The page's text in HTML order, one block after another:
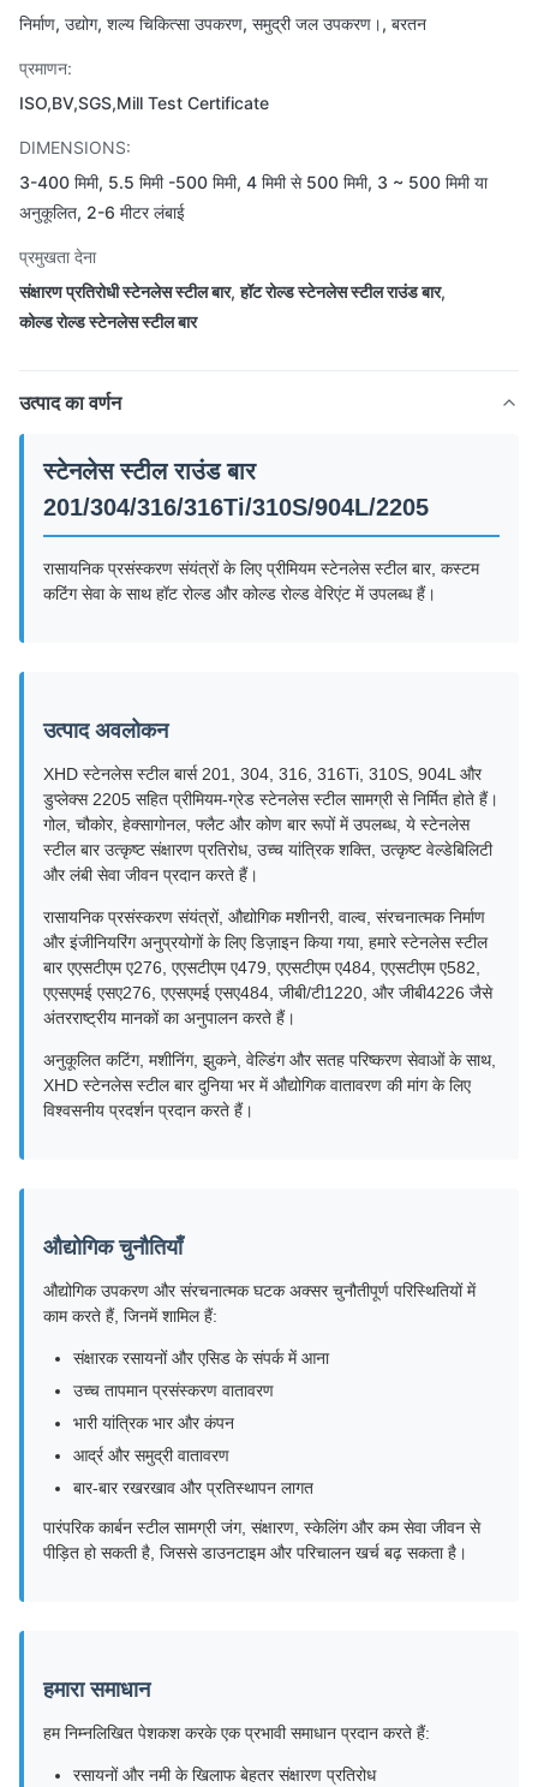
निर्माण, उद्योग, शल्य चिकित्सा उपकरण, समुद्री जल उपकरण।, बरतन
प्रमाणन:
ISO,BV,SGS,Mill Test Certificate
DIMENSIONS:
3-400 मिमी, 5.5 मिमी -500 मिमी, 4 मिमी से 500 मिमी, 3 ~ 500 मिमी या
अनुकूलित, 2-6 मीटर लंबाई
प्रमुखता देना
संक्षारण प्रतिरोधी स्टेनलेस स्टील बार,हॉट रोल्ड स्टेनलेस स्टील राउंड बार,
कोल्ड रोल्ड स्टेनलेस स्टील बार
उत्पाद का वर्णन
स्टेनलेस स्टील राउंड बार
201/304/316/316Ti/310S/904L/2205
रासायनिक प्रसंस्करण संयंत्रों के लिए प्रीमियम स्टेनलेस स्टील बार, कस्टम
कटिंग सेवा के साथ हॉट रोल्ड और कोल्ड रोल्ड वेरिएंट में उपलब्ध हैं।
उत्पाद अवलोकन
XHD स्टेनलेस स्टील बार्स 201, 304, 316, 316Ti, 310S, 904L और
डुप्लेक्स 2205 सहित प्रीमियम-ग्रेड स्टेनलेस स्टील सामग्री से निर्मित होते हैं।
गोल, चौकोर, हेक्सागोनल, फ्लैट और कोण बार रूपों में उपलब्ध, ये स्टेनलेस
स्टील बार उत्कृष्ट संक्षारण प्रतिरोध, उच्च यांत्रिक शक्ति, उत्कृष्ट वेल्डेबिलिटी
और लंबी सेवा जीवन प्रदान करते हैं।
रासायनिक प्रसंस्करण संयंत्रों, औद्योगिक मशीनरी, वाल्व, संरचनात्मक निर्माण
और इंजीनियरिंग अनुप्रयोगों के लिए डिज़ाइन किया गया, हमारे स्टेनलेस स्टील
बार एएसटीएम ए276, एएसटीएम ए479, एएसटीएम ए484, एएसटीएम ए582,
एएसएमई एसए276, एएसएमई एसए484, जीबी/टी1220, और जीबी4226 जैसे
अंतरराष्ट्रीय मानकों का अनुपालन करते हैं।
अनुकूलित कटिंग, मशीनिंग, झुकने, वेल्डिंग और सतह परिष्करण सेवाओं के साथ,
XHD स्टेनलेस स्टील बार दुनिया भर में औद्योगिक वातावरण की मांग के लिए
विश्वसनीय प्रदर्शन प्रदान करते हैं।
औद्योगिक चुनौतियाँ
औद्योगिक उपकरण और संरचनात्मक घटक अक्सर चुनौतीपूर्ण परिस्थितियों में
काम करते हैं, जिनमें शामिल हैं:
संक्षारक रसायनों और एसिड के संपर्क में आना
उच्च तापमान प्रसंस्करण वातावरण
भारी यांत्रिक भार और कंपन
आर्द्र और समुद्री वातावरण
बार-बार रखरखाव और प्रतिस्थापन लागत
पारंपरिक कार्बन स्टील सामग्री जंग, संक्षारण, स्केलिंग और कम सेवा जीवन से
पीड़ित हो सकती है, जिससे डाउनटाइम और परिचालन खर्च बढ़ सकता है।
हमारा समाधान
हम निम्नलिखित पेशकश करके एक प्रभावी समाधान प्रदान करते हैं:
रसायनों और नमी के खिलाफ बेहतर संक्षारण प्रतिरोध